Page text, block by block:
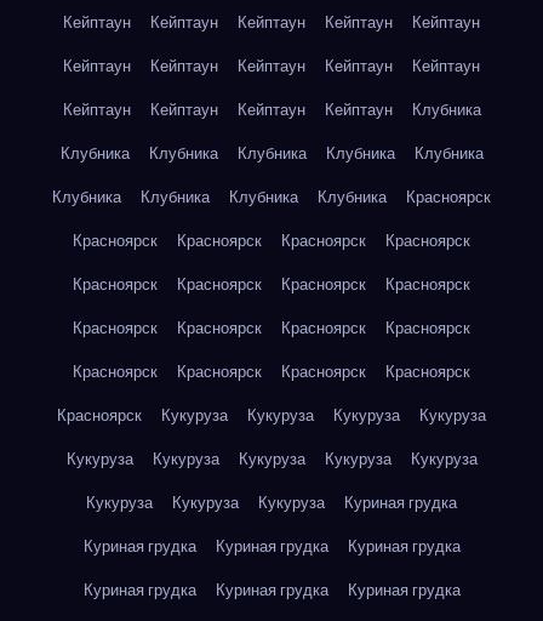
Кейптаун
Кейптаун Кейптаун Кейптаун
Кейптаун
Кейптаун
Кейптаун Кейптаун Кейптаун
Кейптаун
Кейптаун
Кейптаун Кейптаун Кейптаун
Клубника
Клубника
Клубника Клубника Клубника
Клубника
Клубника
Клубника Клубника Клубника
Красноярск
Красноярск
Красноярск Красноярск
Красноярск
Красноярск
Красноярск Красноярск
Красноярск
Красноярск
Красноярск Красноярск
Красноярск
Красноярск
Красноярск Красноярск
Красноярск
Красноярск
Кукуруза Кукуруза Кукуруза
Кукуруза
Кукуруза
Кукуруза Кукуруза Кукуруза
Кукуруза
Кукуруза
Кукуруза Кукуруза
Куриная грудка
Куриная грудка
Куриная грудка
Куриная грудка
Куриная грудка
Куриная грудка
Куриная грудка